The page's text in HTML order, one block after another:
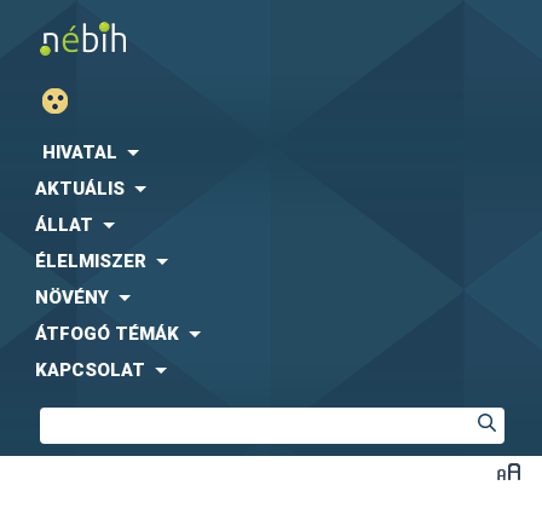
HIVATAL
AKTUÁLIS
ÁLLAT
ÉLELMISZER
NÖVÉNY
ÁTFOGÓ TÉMÁK
KAPCSOLAT